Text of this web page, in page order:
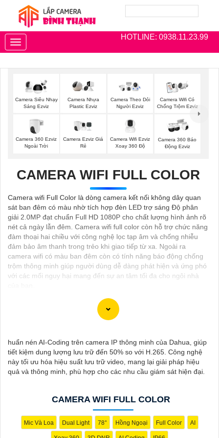
HOTLINE: 0938.11.23.99
Toggle
navigation
Camera Siêu Nhạy
Sáng Ezviz
Camera Nhựa
Plastic Ezviz
Camera Theo Dỏi
Người Ezviz
Camera Wifi Có
Chống Trộm Ezviz
Camera 360 Ezviz
Ngoài Trời
Camera Ezviz Giá
Rẻ
Camera Wifi Ezviz
Xoay 360 Độ
Camera 360 Báo
Động Ezviz
CAMERA WIFI FULL COLOR
Camera wifi Full Color là dòng camera kết nối không dây quan
sát ban đêm có màu nhờ tích hợp đèn LED trợ sáng Độ phân
giải 2.0MP đạt chuẩn Full HD 1080P cho chất lượng hình ảnh rõ
nét cả ngày lẫn đêm. Camera wifi full color còn hỗ trợ chức năng
đàm thoại hai chiều với công nghệ lọc tạp âm và chống nhiễu
đảm bảo âm thanh trong trẻo khi giao tiếp từ xa. Ngoài ra
camera wifi có màu ban đêm còn có tính năng báo động chống
trộm thông minh giúp người dùng dễ dàng phát hiện và ứng phó
với các mối nguy hại mang đến sự an tâm tối đa cho ngôi nhà
mới được trang bị công nghệ TiOC (Thermal Imaging for Object
Classification). Được thiết kế để cung cấp hình ảnh sắt nét và
chất lượng cao trong mọi điều kiện ánh sáng, camera TiOC là sự
lựa chọn lý tưởng để bảo vệ ngôi nhà hay doanh nghiệp của
người và vật thể khác, giúp hạn chế tối đa việc báo động giả và
gửi cảnh báo khi phát hiện sự việc đáng ngờ. Camera TiOC
cũng được trang bị cảm biến hồng ngoại và công nghệ AI để giữ
cho hình ảnh luôn rõ ràng, ngay cả trong điều kiện ánh sáng
huẩn nén AI-Coding trên camera IP thông minh của Dahua, giúp
tiết kiệm dung lượng lưu trữ đến 50% so với H.265. Công nghệ
này tối ưu hóa hiệu suất lưu trữ video, mang lại giải pháp hiệu
quả và thông minh, phù hợp cho các nhu cầu giám sát hiện đại.
CAMERA WIFI FULL COLOR
Mic Và Loa Dual Light 78° Hồng Ngoại Full Color AI